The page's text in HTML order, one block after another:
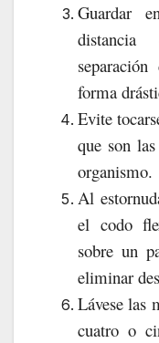
Guardar
forma
Evite
que son
organismo.
Al
el codo
sobre un
eliminar
Lávese las
cuatro o